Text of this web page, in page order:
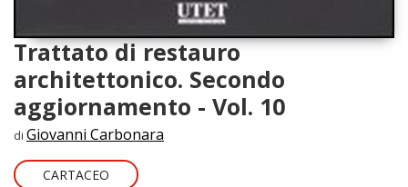
Trattato di restauro
architettonico. Secondo
aggiornamento - Vol. 10
di Giovanni Carbonara
CARTACEO